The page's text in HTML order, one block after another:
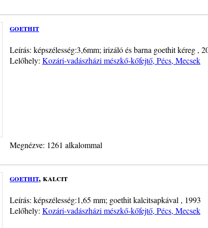
goethit
Leírás: képszélesség:3,6mm; irizáló és barna goethit kéreg ,
Lelőhely: Kozári-vadászházi mészkő-kőfejtő, Pécs, Mecsek
Megnézve: 1261 alkalommal
goethit, kalcit
Leírás: képszélesség:1,65 mm; goethit kalcitsapkával , 1993
Lelőhely: Kozári-vadászházi mészkő-kőfejtő, Pécs, Mecsek